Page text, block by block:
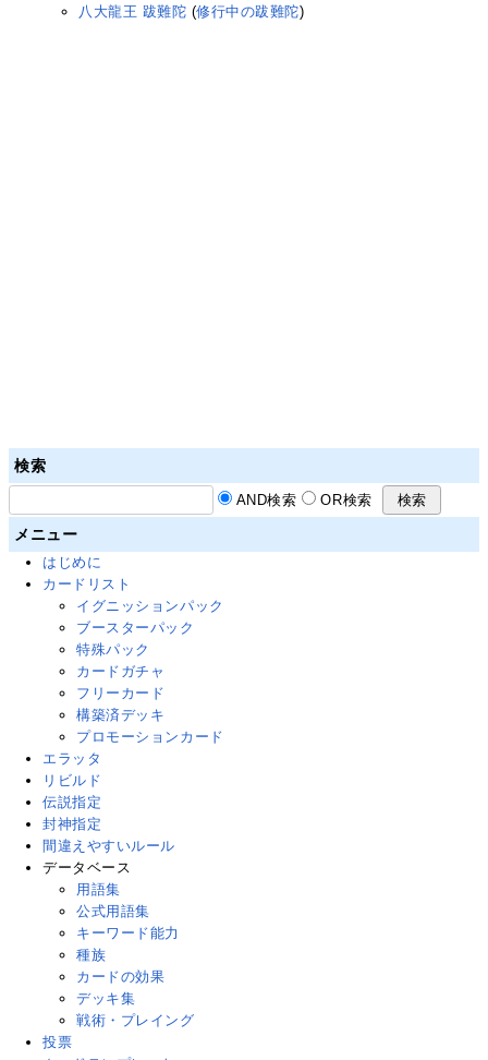
八大龍王 跋難陀 (修行中の跋難陀)
検索
AND検索 OR検索
メニュー
はじめに
カードリスト
イグニッションパック
ブースターパック
特殊パック
カードガチャ
フリーカード
構築済デッキ
プロモーションカード
エラッタ
リビルド
伝説指定
封神指定
間違えやすいルール
データベース
用語集
公式用語集
キーワード能力
種族
カードの効果
デッキ集
戦術・プレイング
投票